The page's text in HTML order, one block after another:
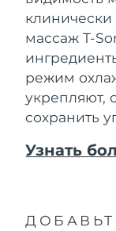
массаж T-
режим
укрепляют,
сохранить
Узнать